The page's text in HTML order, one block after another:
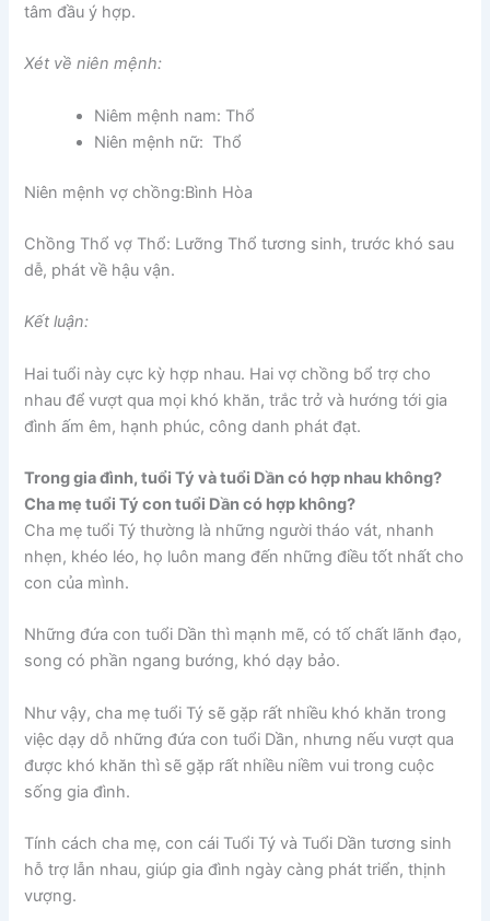
tâm đầu ý hợp.
Xét về niên mệnh:
Niêm mệnh nam: Thổ
Niên mệnh nữ: Thổ
Niên mệnh vợ chồng:Bình Hòa
Chồng Thổ vợ Thổ: Lưỡng Thổ tương sinh, trước khó sau
dễ, phát về hậu vận.
Kết luận:
Hai tuổi này cực kỳ hợp nhau. Hai vợ chồng bổ trợ cho
nhau để vượt qua mọi khó khăn, trắc trở và hướng tới gia
đình ấm êm, hạnh phúc, công danh phát đạt.
Trong gia đình, tuổi Tý và tuổi Dần có hợp nhau không?
Cha mẹ tuổi Tý con tuổi Dần có hợp không?
Cha mẹ tuổi Tý thường là những người tháo vát, nhanh
nhẹn, khéo léo, họ luôn mang đến những điều tốt nhất cho
con của mình.
Những đứa con tuổi Dần thì mạnh mẽ, có tố chất lãnh đạo,
song có phần ngang bướng, khó dạy bảo.
Như vậy, cha mẹ tuổi Tý sẽ gặp rất nhiều khó khăn trong
việc dạy dỗ những đứa con tuổi Dần, nhưng nếu vượt qua
được khó khăn thì sẽ gặp rất nhiều niềm vui trong cuộc
sống gia đình.
Tính cách cha mẹ, con cái Tuổi Tý và Tuổi Dần tương sinh
hỗ trợ lẫn nhau, giúp gia đình ngày càng phát triển, thịnh
vượng.